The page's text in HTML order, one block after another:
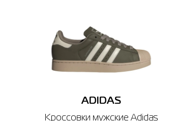
ADIDAS
Кроссовки мужские Adidas